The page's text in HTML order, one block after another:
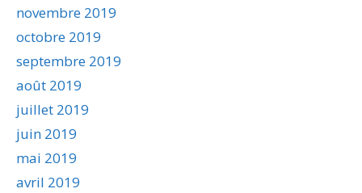
novembre 2019
octobre 2019
septembre 2019
août 2019
juillet 2019
juin 2019
mai 2019
avril 2019